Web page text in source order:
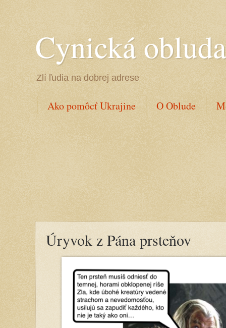
Cynická obluda
Zlí ľudia na dobrej adrese
Ako pomôcť Ukrajine O Oblude
Úryvok z Pána prsteňov